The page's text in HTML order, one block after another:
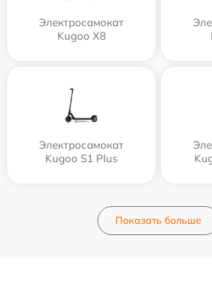
Электросамокат
Kugoo X8
Электросамокат
Kugoo S1 Plus
Показать больше